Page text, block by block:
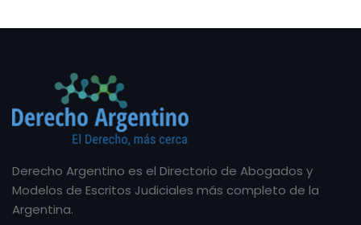
Derecho Argentino es el Directorio de Abogados y
Modelos de Escritos Judiciales más completo de la
Argentina.